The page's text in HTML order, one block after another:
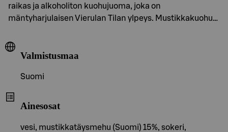
raikas ja alkoholiton kuohujuoma, joka on
mäntyharjulaisen Vierulan Tilan ylpeys. Mustikkakuohu…
Valmistusmaa
Suomi
Ainesosat
vesi, mustikkatäysmehu (Suomi) 15%, sokeri,